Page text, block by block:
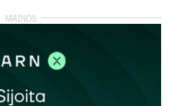
kirjautua